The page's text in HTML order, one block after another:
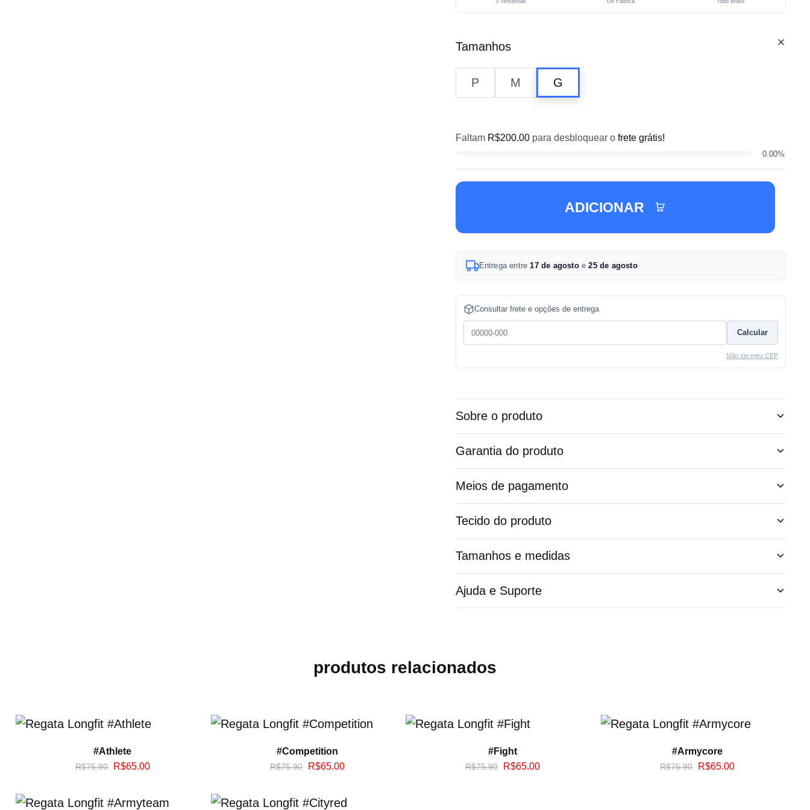
3 Tentativas De Fábrica Todo Brasil
Tamanhos
P M G
Faltam R$200.00para desbloquear ofrete grátis!
0.00%
ADICIONAR
A
i
v
e
:
Entrega entre17 de agostoe25 de agosto
Consultar frete e opções de entrega
Calcular
Não sei meu CEP
Sobre o produto
Garantia do produto
Meios de pagamento
Tecido do produto
Tamanhos e medidas
Ajuda e Suporte
produtos relacionados
#Athlete
R$75.90 R$65.00
#Competition
R$75.90 R$65.00
#Fight
R$75.90 R$65.00
#Armycore
R$75.90 R$65.00